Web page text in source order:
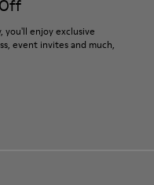
you'll enjoy exclusive
event invites and much,